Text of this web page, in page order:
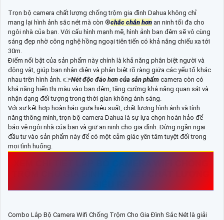
Trọn bộ camera chất lượng chống trộm gia đình Dahua không chỉ
mang lại hình ảnh sắc nét mà còn ®️chắc chắn hơn an ninh tối đa cho
ngôi nhà của bạn. Với cấu hình mạnh mẽ, hình ảnh ban đêm sẽ vô cùng
sáng đẹp nhờ công nghệ hồng ngoại tiên tiến có khả năng chiếu xa tới
30m.
Điểm nổi bật của sản phẩm này chính là khả năng phân biệt người và
động vật, giúp bạn nhận diện và phân biệt rõ ràng giữa các yếu tố khác
nhau trên hình ảnh. 👉Nét độc đáo hơn của sản phẩm camera còn có
khả năng hiển thị màu vào ban đêm, tăng cường khả năng quan sát và
nhận dạng đối tượng trong thời gian không ánh sáng.
Với sự kết hợp hoàn hảo giữa hiệu suất, chất lượng hình ảnh và tính
năng thông minh, trọn bộ camera Dahua là sự lựa chọn hoàn hảo để
bảo vệ ngôi nhà của bạn và giữ an ninh cho gia đình. Đừng ngần ngại
đầu tư vào sản phẩm này để có một cảm giác yên tâm tuyệt đối trong
mọi tình huống.
Combo Lắp Bộ Camera Wifi Chống Trộm Cho Gia Đình Sắc Nét là giải